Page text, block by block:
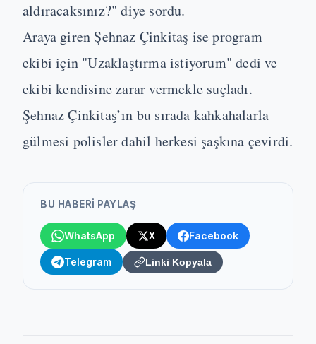
aldıracaksınız?" diye sordu.
Araya giren Şehnaz Çinkitaş ise program
ekibi için "Uzaklaştırma istiyorum" dedi ve
ekibi kendisine zarar vermekle suçladı.
Şehnaz Çinkitaş’ın bu sırada kahkahalarla
gülmesi polisler dahil herkesi şaşkına çevirdi.
BU HABERI PAYLAŞ
WhatsApp X Facebook
Telegram Linki Kopyala